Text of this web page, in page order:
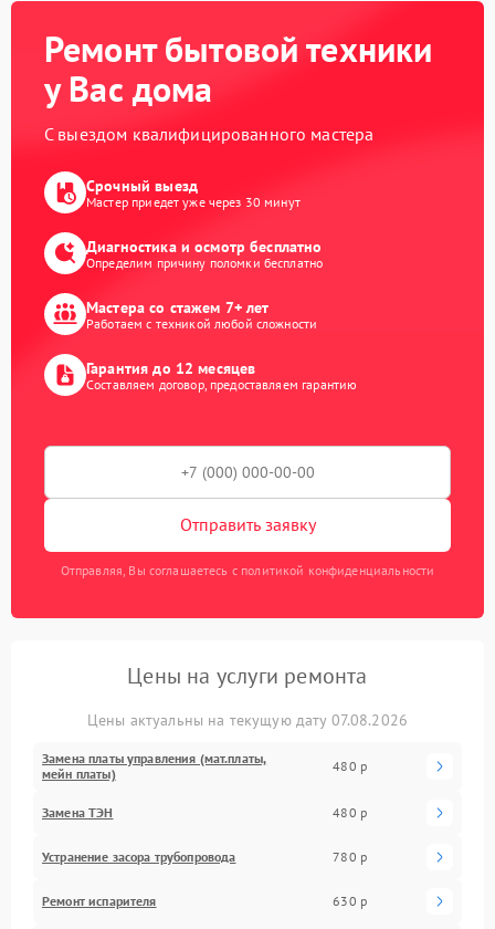
Ремонт бытовой техники
у Вас дома
С выездом квалифицированного мастера
Срочный выезд
Мастер приедет уже через 30 минут
Диагностика и осмотр бесплатно
Определим причину поломки бесплатно
Мастера со стажем 7+ лет
Работаем с техникой любой сложности
Гарантия до 12 месяцев
Составляем договор, предоставляем гарантию
Отправить заявку
Отправляя, Вы соглашаетесь с политикой конфиденциальности
Цены на услуги ремонта
Цены актуальны на текущую дату 07.08.2026
Замена платы управления (мат.платы,
мейн платы)
480 р
Замена ТЭН 480 р
Устранение засора трубопровода 780 р
Ремонт испарителя 630 р